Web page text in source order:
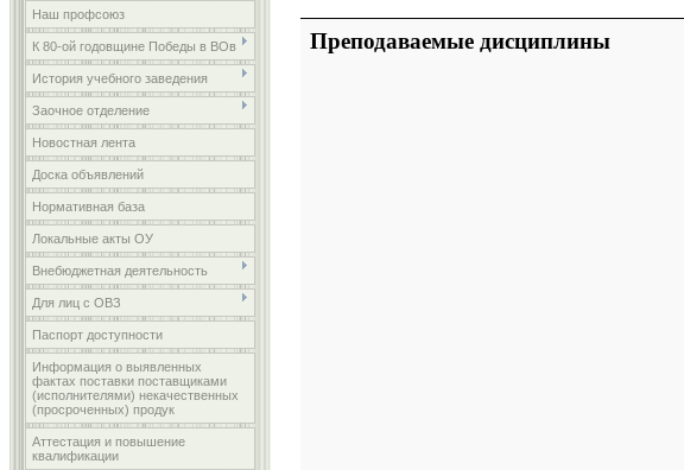
Наш профсоюз
К 80-ой годовщине Победы в ВОв
История учебного заведения
Заочное отделение
Новостная лента
Доска объявлений
Нормативная база
Локальные акты ОУ
Внебюджетная деятельность
Для лиц с ОВЗ
Паспорт доступности
Информация о выявленных
фактах поставки поставщиками
(исполнителями) некачественных
(просроченных) продук
Аттестация и повышение
квалификации
Преподаваемые дисциплины